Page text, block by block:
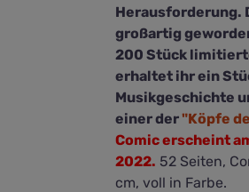
Herausforderung.
großartig
200 Stück
erhaltet ihr ein
Musikgeschichte
einer der"Köpfe
Comic erscheint
2022. 52 Seiten,
cm, voll in Farbe.